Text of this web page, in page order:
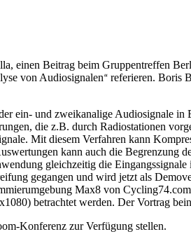
einen Beitrag beim Gruppentreffen
von Audiosignalen“ referieren. Boris
ein- und zweikanalige Audiosignale
die z.B. durch Radiostationen
Mit diesem Verfahren kann
kann auch die Begrenzung
gleichzeitig die
gegangen und wird jetzt als
Max8 von
betrachtet werden. Der Vortrag
Konferenz zur Verfügung stellen.